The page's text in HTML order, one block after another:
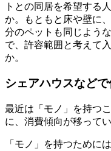
トとの同居を希望する
か。もともと床や壁に
分のペットも同じよう
で、許容範囲と考えて
か。
シェアハウスなど
最近は「モノ」を持つ
に、消費傾向が移って
「モノ」を持つために